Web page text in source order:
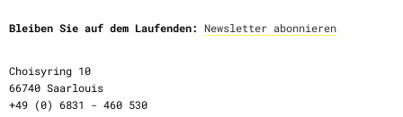
Bleiben Sie auf dem Laufenden: Newsletter abonnieren
Choisyring 10
66740 Saarlouis
+49 (0) 6831 - 460 530